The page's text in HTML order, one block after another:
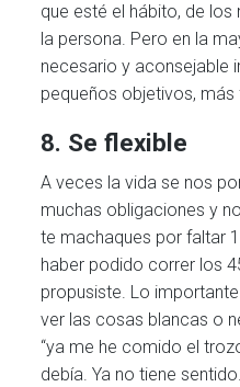
que esté el hábito, de los
la persona. Pero en la
necesario y aconsejable
pequeños objetivos,
8. Se flexible
A veces la vida se nos
muchas obligaciones y
te machaques por faltar
haber podido correr los
propusiste. Lo
ver las cosas blancas o
“ya me he comido el
debía. Ya no tiene